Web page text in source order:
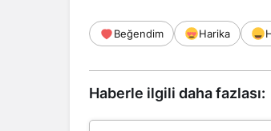
Beğendim Harika
Haberle ilgili daha fazlası: